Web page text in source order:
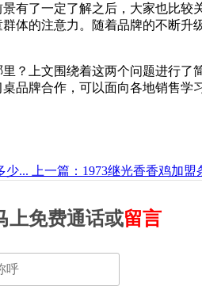
有了一定了解之后，大家也比
体的注意力。随着品牌的不断
？上文围绕着这两个问题进行
品牌合作，可以面向各地销售学
少... 上一篇：1973继光香香鸡加盟
上免费通话或留言